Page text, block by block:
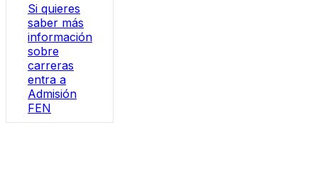
Si quieres
saber más
información
sobre
carreras
entra a
Admisión
FEN